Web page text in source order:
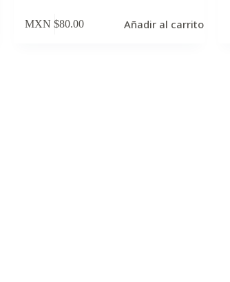
MXN $80.00 Añadir al carrito